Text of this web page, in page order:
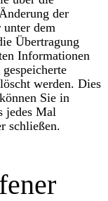
der
dem
Übertragung
Informationen
werden. Dies
Sie in
jedes Mal
schließen.